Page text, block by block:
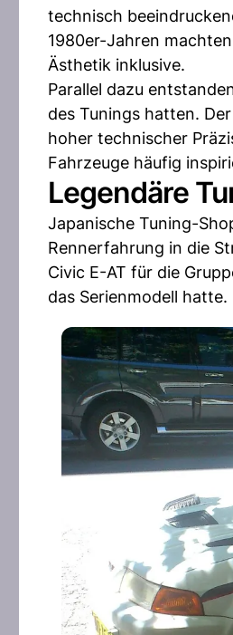
technisch
1980er-Jahren
Ästhetik inklusive.
Parallel dazu
des Tunings hatten.
hoher technischer
Fahrzeuge häufig
Legendäre
Japanische Tuning-
Rennerfahrung in die
Civic E-AT für die
das Serienmodell hatte.